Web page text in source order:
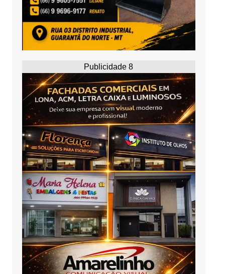
Publicidade 8